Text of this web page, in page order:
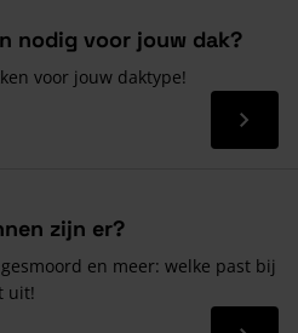
nodig voor jouw dak?
voor jouw daktype!
Lees
zijn er?
en meer: welke past bij
uit!